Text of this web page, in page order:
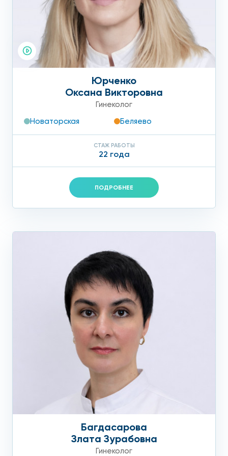
Юрченко
Оксана Викторовна
Гинеколог
Новаторская
Беляево
СТАЖ РАБОТЫ
22 года
ПОДРОБНЕЕ
Багдасарова
Злата Зурабовна
Гинеколог